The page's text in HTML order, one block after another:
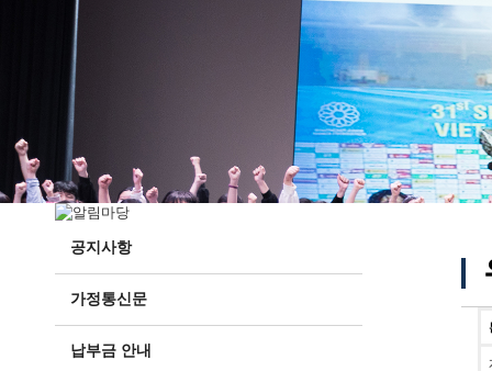
학교 CI
교직원현황
학생현황
위치/전화
전경사진
공지사항
가정통신문
납부금 안내